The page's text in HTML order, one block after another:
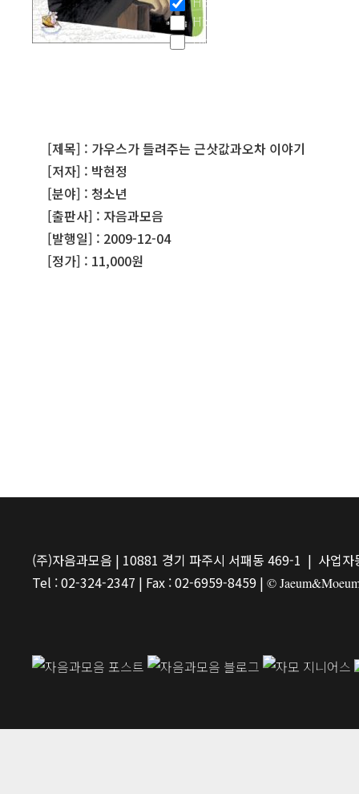
Hidden label
Hidden label
[제목] : 가우스가 들려주는 근삿값과오차 이야기
[저자] : 박현정
[분야] : 청소년
[출판사] : 자음과모음
[발행일] : 2009-12-04
[정가] : 11,000원
(주)자음과모음 | 10881 경기 파주시 서패동 469-1 | 사업
Tel : 02-324-2347 | Fax : 02-6959-8459 | ©